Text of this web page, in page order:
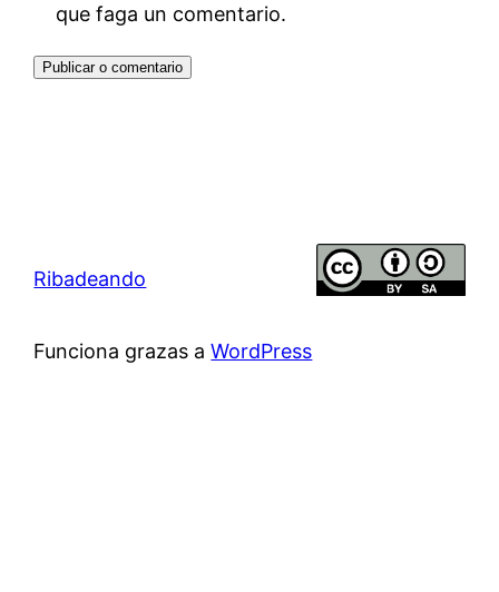
que faga un comentario.
Ribadeando
Funciona grazas aWordPress